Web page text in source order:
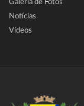
Galeria de Fotos
Notícias
Vídeos